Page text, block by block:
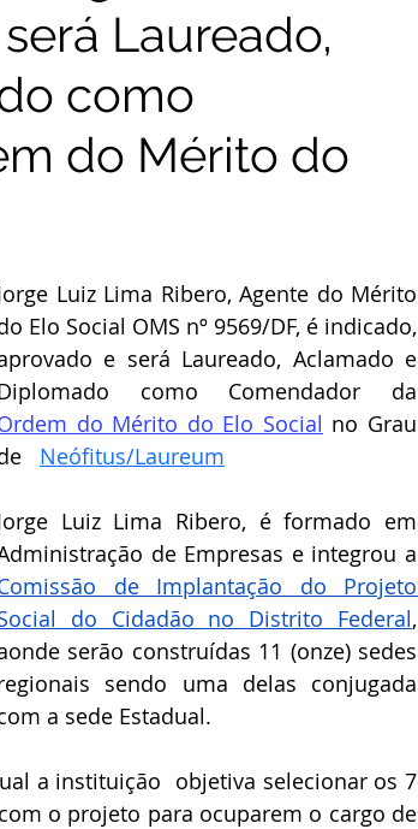
Laureado,
como
do Mérito do
Luiz Lima Ribero, Agente do Mérito
Elo Social OMS nº 9569/DF, é indicado,
e será Laureado, Aclamado e
do Mérito do Elo Social no Grau
Neófitus/Laureum
Luiz Lima Ribero, é formado em
de Implantação do Projeto
do Cidadão no Distrito Federal,
serão construídas 11 (onze) sedes
sendo uma delas conjugada
a sede Estadual.
a instituição  objetiva selecionar os 7
o projeto para ocuparem o cargo de